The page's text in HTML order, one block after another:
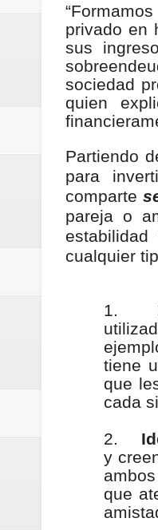
privado en
sus
sociedad
quien
Partiendo
para
comparte
pareja o
cualquier
1.
tiene
que
cada
2.
y
que